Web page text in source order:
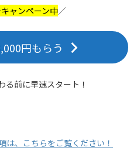
ャンペーン中／
円もらう
る前に早速スタート！
は、こちらをご覧ください！